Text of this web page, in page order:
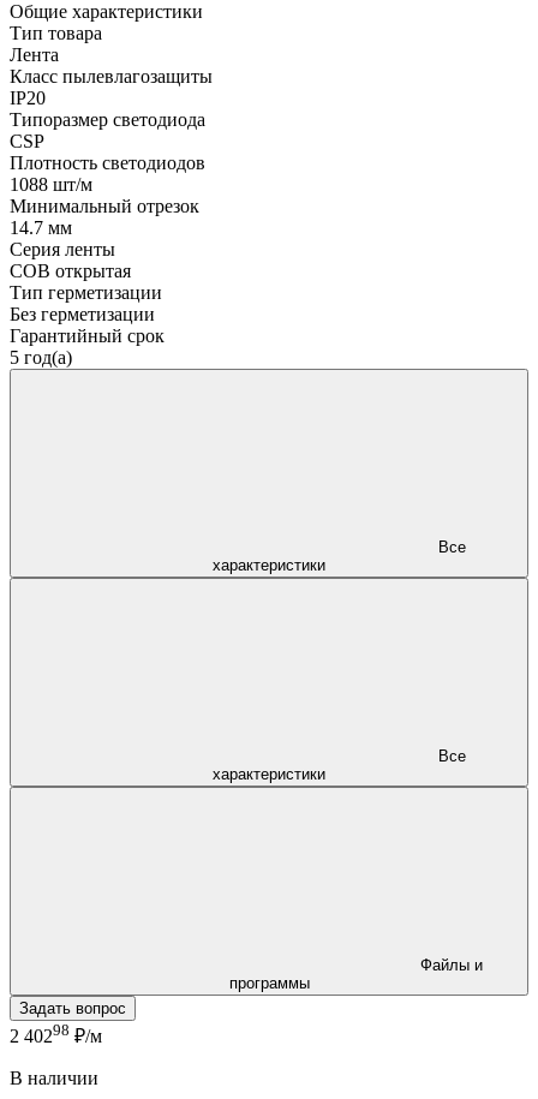
Общие характеристики
Тип товара
Лента
Класс пылевлагозащиты
IP20
Типоразмер светодиода
CSP
Плотность светодиодов
1088 шт/м
Минимальный отрезок
14.7 мм
Серия ленты
COB открытая
Тип герметизации
Без герметизации
Гарантийный срок
5 год(а)
характеристики
характеристики
программы
Задать вопрос
2 40298 ₽/м
В наличии